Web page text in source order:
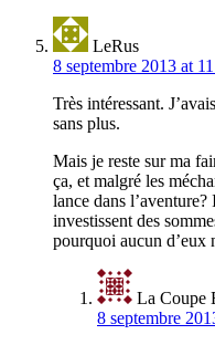
LeRus
8 septembre 2013 at
Très intéressant.
sans plus.
Mais je reste sur ma
ça, et malgré les
lance dans
investissent des
pourquoi aucun d’eux
La Coupe
8 septembre